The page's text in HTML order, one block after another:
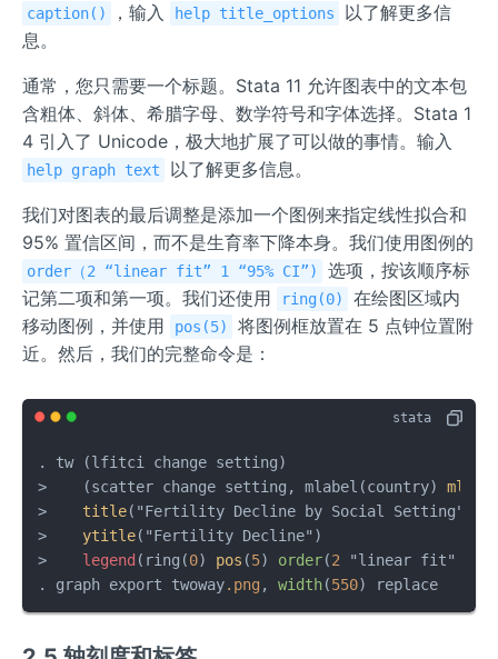
caption() ，输入 help title_options
以了解更多信
息。
通常，您只需要一个标题。Stata 11 允许图表中的文本包
含粗体、斜体、希腊字母、数学符号和字体选择。Stata 1
4 引入了 Unicode，极大地扩展了可以做的事情。输入
help graph text 以了解更多信息。
我们对图表的最后调整是添加一个图例来指定线性拟合和
95% 置信区间，而不是生育率下降本身。我们使用图例的
order（2 “linear fit” 1 “95% CI”)
选项，按该顺序标
记第二项和第一项。我们还使用
ring(0)
在绘图区域内
移动图例，并使用
pos(5)
将图例框放置在 5 点钟位置附
近。然后，我们的完整命令是：
. tw (lfitci change
>    (scatter change setting, mlabel(country) mlabv
> title("Fertility Decline by Social
> ytitle("Fertility
> legend (ring(0) pos (5) order(2 "linear fit"
. graph export twoway.png , width(550) replace